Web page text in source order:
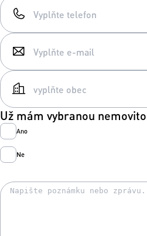
Už mám vybranou
Ano
Ne